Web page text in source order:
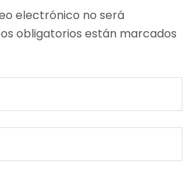
electrónico no será
obligatorios están marcados